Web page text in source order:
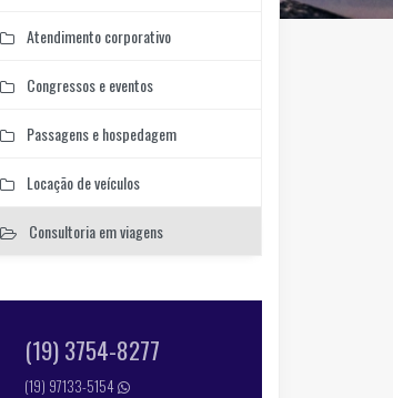
Atendimento corporativo
Congressos e eventos
Passagens e hospedagem
Locação de veículos
Consultoria em viagens
(19) 3754-8277
(19) 97133-5154